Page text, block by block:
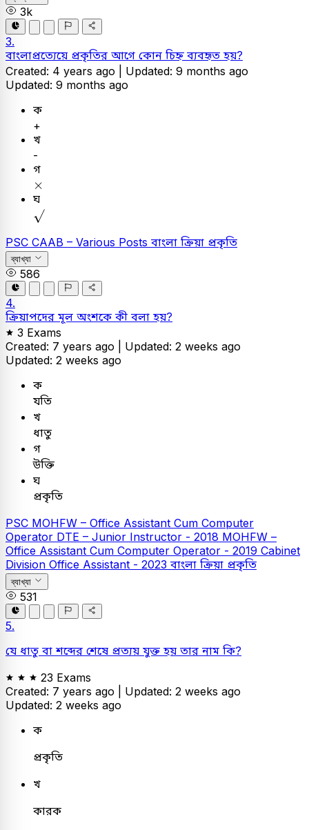
3k
3.
বাংলাপ্রত্যেয়ে প্রকৃতির আগে কোন চিহ্ন ব্যবহৃত হয়?
Created: 4 years ago | Updated: 9 months ago
Updated: 9 months ago
ক
+
খ
-
গ
×
×
ঘ
√
PSC CAAB – Various Posts বাংলা ক্রিয়া প্রকৃতি
ব্যাখ্যা
586
4.
ক্রিয়াপদের মূল অংশকে কী বলা হয়?
3 Exams
Created: 7 years ago | Updated: 2 weeks ago
Updated: 2 weeks ago
ক
যতি
খ
ধাতু
গ
উক্তি
ঘ
প্রকৃতি
PSC MOHFW – Office Assistant Cum Computer
Operator DTE – Junior Instructor - 2018 MOHFW –
Office Assistant Cum Computer Operator - 2019 Cabinet
Division Office Assistant - 2023 বাংলা ক্রিয়া প্রকৃতি
ব্যাখ্যা
531
5.
যে ধাতু বা শব্দের শেষে প্রত্যয় যুক্ত হয় তার নাম কি?
23 Exams
Created: 7 years ago | Updated: 2 weeks ago
Updated: 2 weeks ago
ক
প্রকৃতি
খ
কারক